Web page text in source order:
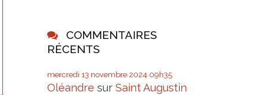
COMMENTAIRES
RÉCENTS
mercredi 13 novembre 2024 09h35
Oléandre sur Saint Augustin